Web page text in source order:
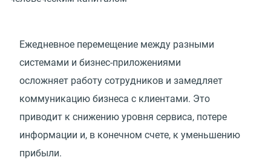
Ежедневное перемещение между разными
системами и бизнес-приложениями
осложняет работу сотрудников и замедляет
коммуникацию бизнеса с клиентами. Это
приводит к снижению уровня сервиса, потере
информации и, в конечном счете, к уменьшению
прибыли.